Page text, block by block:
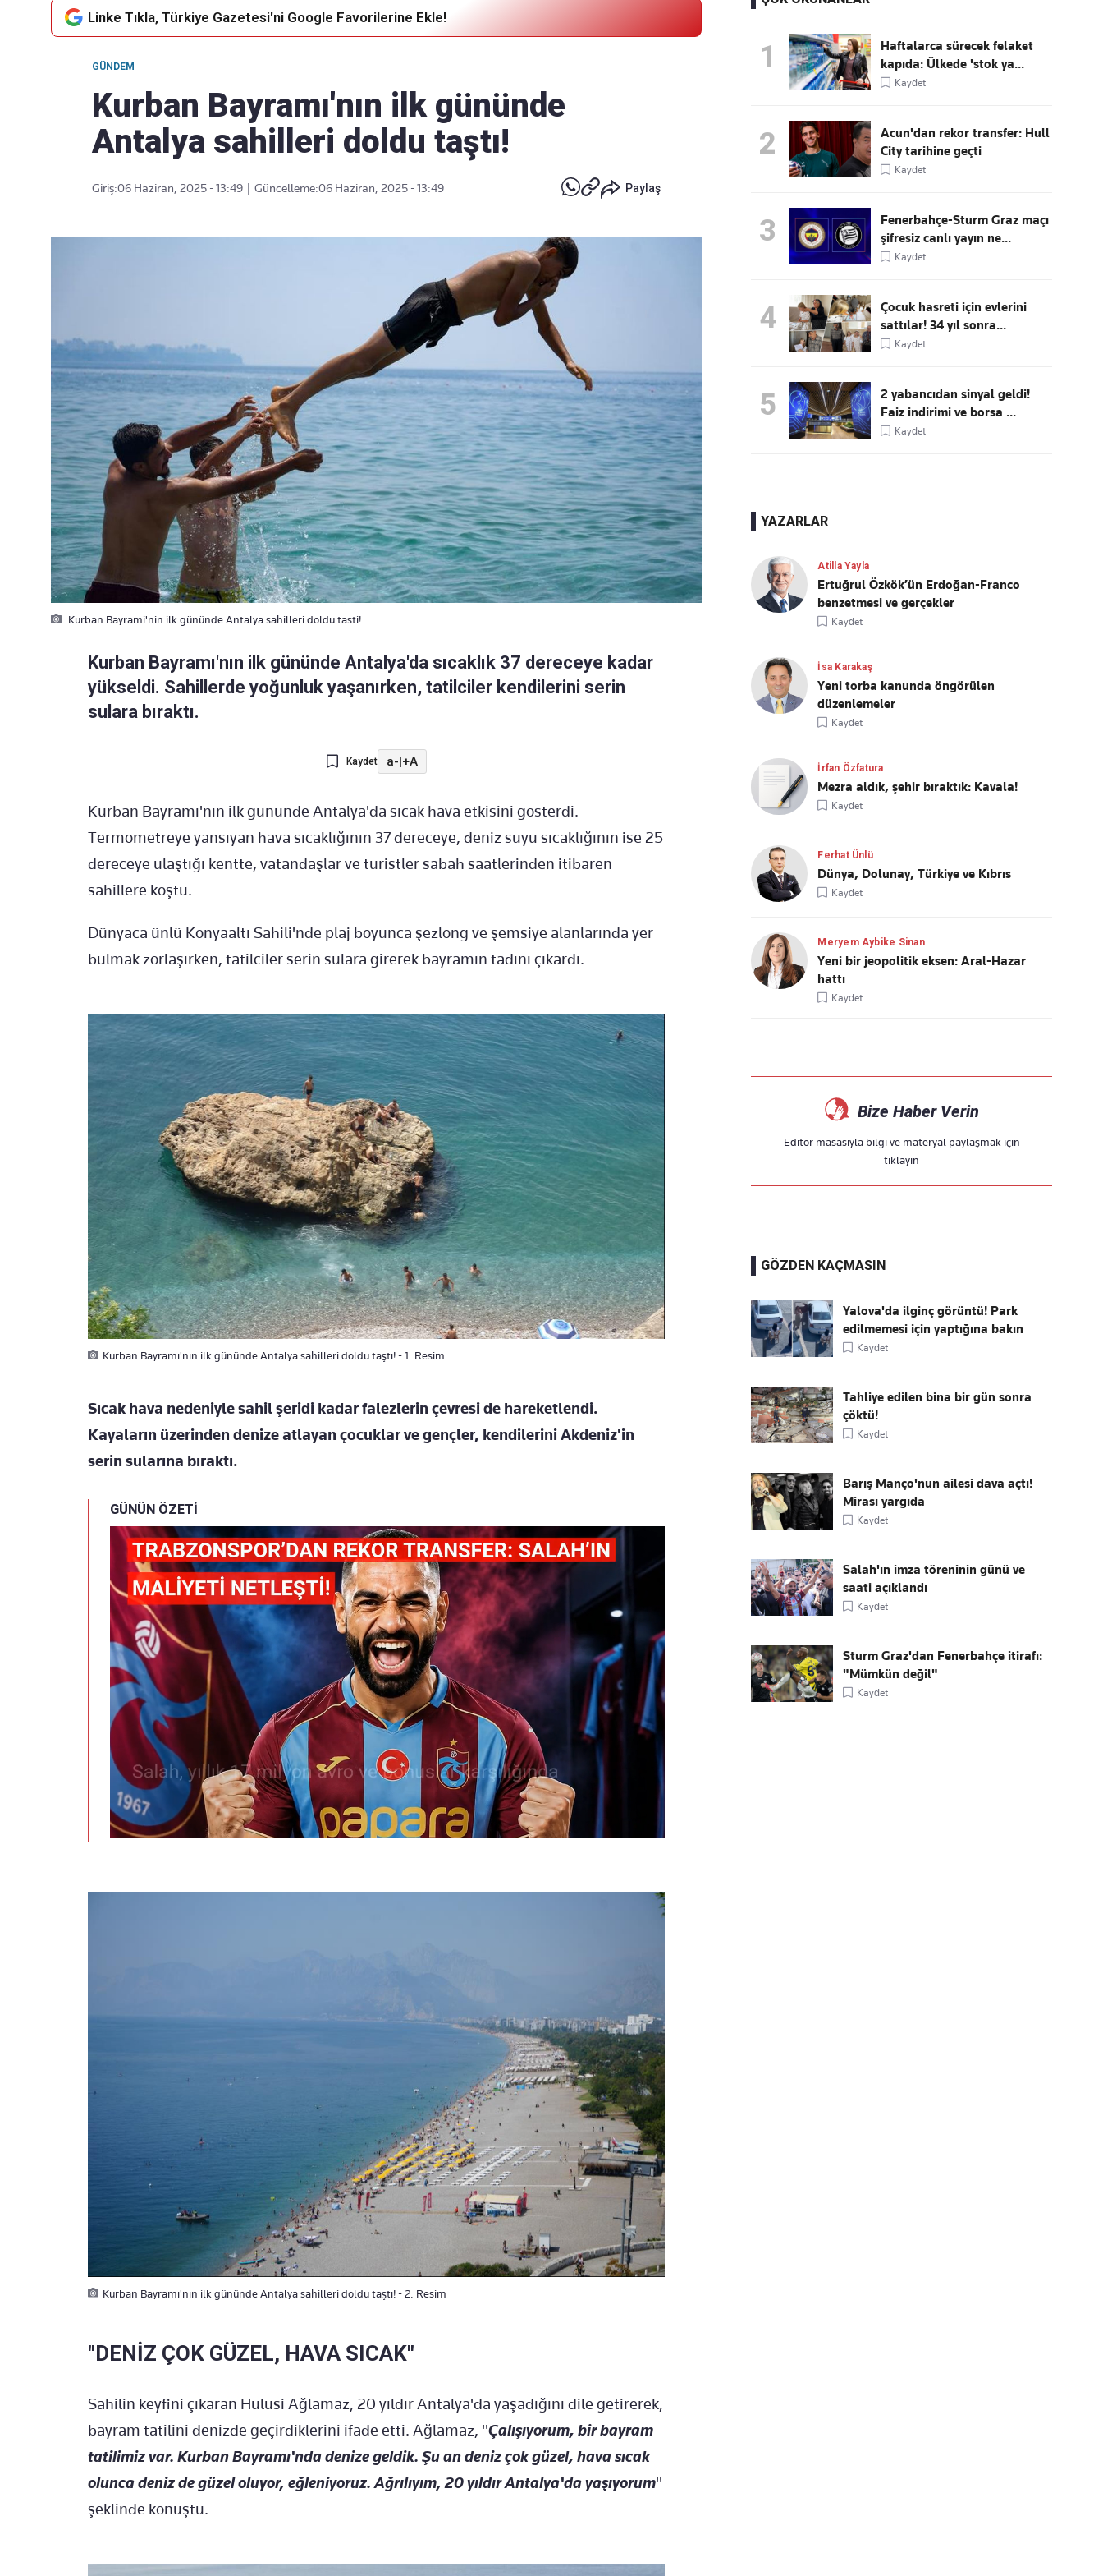
akışımıza ulaşın
göndermek için
Kaçırmayın
Ücretsiz üye olun, gündemi
Linke Tıkla, Türkiye Gazetesi'ni Google Favorilerine Ekle!
GÜNDEM
Kurban Bayramı'nın ilk gününde
Antalya sahilleri doldu taştı!
Giriş:06 Haziran, 2025 - 13:49 Güncelleme:06 Haziran, 2025 - 13:49 Paylaş
Kurban Bayrami'nin ilk gününde Antalya sahilleri doldu tasti!
Kurban Bayramı'nın ilk gününde Antalya'da sıcaklık 37 dereceye kadar
yükseldi. Sahillerde yoğunluk yaşanırken, tatilciler kendilerini serin
sulara bıraktı.
Kaydet a-|+A
Kurban Bayramı'nın ilk gününde Antalya'da sıcak hava etkisini gösterdi.
Termometreye yansıyan hava sıcaklığının 37 dereceye, deniz suyu sıcaklığının ise 25
dereceye ulaştığı kentte, vatandaşlar ve turistler sabah saatlerinden itibaren
sahillere koştu.
Dünyaca ünlü Konyaaltı Sahili'nde plaj boyunca şezlong ve şemsiye alanlarında yer
bulmak zorlaşırken, tatilciler serin sulara girerek bayramın tadını çıkardı.
Kurban Bayramı'nın ilk gününde Antalya sahilleri doldu taştı! - 1. Resim
Sıcak hava nedeniyle sahil şeridi kadar falezlerin çevresi de hareketlendi.
Kayaların üzerinden denize atlayan çocuklar ve gençler, kendilerini Akdeniz'in
serin sularına bıraktı.
GÜNÜN ÖZETİ
Kurban Bayramı'nın ilk gününde Antalya sahilleri doldu taştı! - 2. Resim
"DENİZ ÇOK GÜZEL, HAVA SICAK"
Sahilin keyfini çıkaran Hulusi Ağlamaz, 20 yıldır Antalya'da yaşadığını dile getirerek,
bayram tatilini denizde geçirdiklerini ifade etti. Ağlamaz, "Çalışıyorum, bir bayram
tatilimiz var. Kurban Bayramı'nda denize geldik. Şu an deniz çok güzel, hava sıcak
olunca deniz de güzel oluyor, eğleniyoruz. Ağrılıyım, 20 yıldır Antalya'da yaşıyorum"
şeklinde konuştu.
1
Haftalarca sürecek felaket
kapıda: Ülkede 'stok ya...
Kaydet
2
Acun'dan rekor transfer: Hull
City tarihine geçti
Kaydet
3
Fenerbahçe-Sturm Graz maçı
şifresiz canlı yayın ne...
Kaydet
4
Çocuk hasreti için evlerini
sattılar! 34 yıl sonra...
Kaydet
5
2 yabancıdan sinyal geldi!
Faiz indirimi ve borsa ...
Kaydet
YAZARLAR
Atilla Yayla
Ertuğrul Özkök’ün Erdoğan-Franco
benzetmesi ve gerçekler
Kaydet
İsa Karakaş
Yeni torba kanunda öngörülen
düzenlemeler
Kaydet
İrfan Özfatura
Mezra aldık, şehir bıraktık: Kavala!
Kaydet
Ferhat Ünlü
Dünya, Dolunay, Türkiye ve Kıbrıs
Kaydet
Meryem Aybike Sinan
Yeni bir jeopolitik eksen: Aral-Hazar
hattı
Kaydet
Bize Haber Verin
Editör masasıyla bilgi ve materyal paylaşmak için
tıklayın
GÖZDEN KAÇMASIN
Yalova'da ilginç görüntü! Park
edilmemesi için yaptığına bakın
Kaydet
Tahliye edilen bina bir gün sonra
çöktü!
Kaydet
Barış Manço'nun ailesi dava açtı!
Mirası yargıda
Kaydet
Salah'ın imza töreninin günü ve
saati açıklandı
Kaydet
Sturm Graz'dan Fenerbahçe itirafı:
"Mümkün değil"
Kaydet